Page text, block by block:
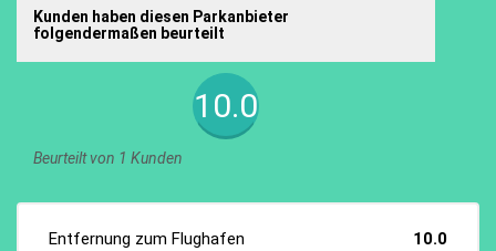
Kunden haben diesen Parkanbieter
folgendermaßen beurteilt
10.0
Beurteilt von 1 Kunden
Entfernung zum Flughafen
10.0